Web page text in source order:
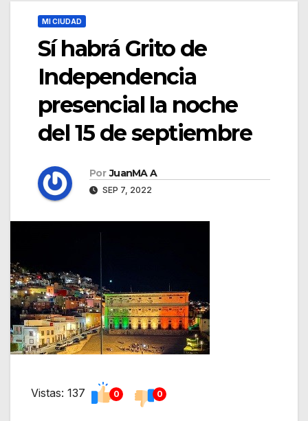
MI CIUDAD
Sí habrá Grito de
Independencia
presencial la noche
del 15 de septiembre
Por JuanMA A
SEP 7, 2022
Vistas: 137 0 0